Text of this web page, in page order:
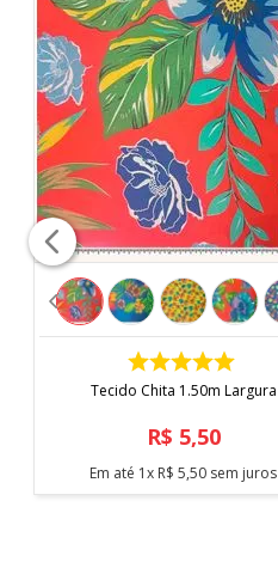
COMPRAR
Tecido Chita 1.50m Largura
R$ 5,50
Em até 1x R$ 5,50 sem juros